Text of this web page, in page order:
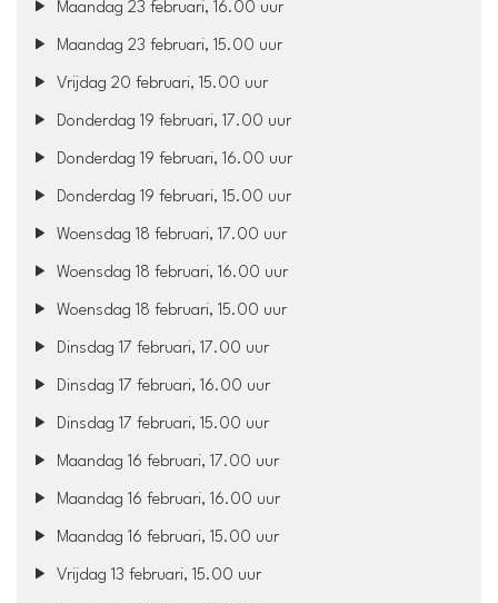
Maandag 23 februari, 16.00 uur
Maandag 23 februari, 15.00 uur
Vrijdag 20 februari, 15.00 uur
Donderdag 19 februari, 17.00 uur
Donderdag 19 februari, 16.00 uur
Donderdag 19 februari, 15.00 uur
Woensdag 18 februari, 17.00 uur
Woensdag 18 februari, 16.00 uur
Woensdag 18 februari, 15.00 uur
Dinsdag 17 februari, 17.00 uur
Dinsdag 17 februari, 16.00 uur
Dinsdag 17 februari, 15.00 uur
Maandag 16 februari, 17.00 uur
Maandag 16 februari, 16.00 uur
Maandag 16 februari, 15.00 uur
Vrijdag 13 februari, 15.00 uur